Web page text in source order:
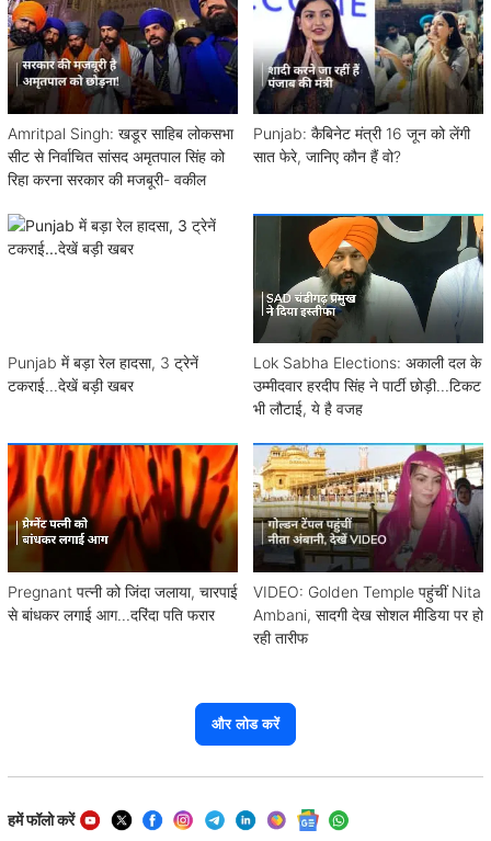
Amritpal Singh: खडूर साहिब लोकसभा
सीट से निर्वाचित सांसद अमृतपाल सिंह को
रिहा करना सरकार की मजबूरी- वकील
Punjab: कैबिनेट मंत्री 16 जून को लेंगी
सात फेरे, जानिए कौन हैं वो?
Punjab में बड़ा रेल हादसा, 3 ट्रेनें
टकराई...देखें बड़ी खबर
Lok Sabha Elections: अकाली दल के
उम्मीदवार हरदीप सिंह ने पार्टी छोड़ी...टिकट
भी लौटाई, ये है वजह
Pregnant पत्नी को जिंदा जलाया, चारपाई
से बांधकर लगाई आग...दरिंदा पति फरार
VIDEO: Golden Temple पहुंचीं Nita
Ambani, सादगी देख सोशल मीडिया पर हो
रही तारीफ
और लोड करें
हमें फॉलो करें